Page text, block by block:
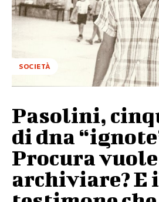
SOCIETÀ
Pasolini,
di dna
Procura vuole
archiviare? E